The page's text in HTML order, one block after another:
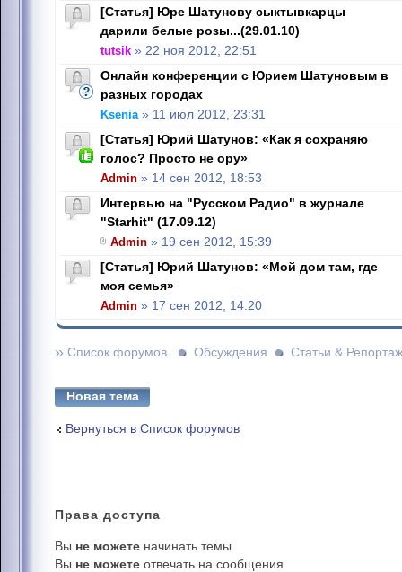
[Статья] Юре Шатунову сыктывкарцы
дарили белые розы...(29.01.10)
tutsik » 22 ноя 2012, 22:51
Онлайн конференции с Юрием Шатуновым в
разных городах
Ksenia» 11 июл 2012, 23:31
[Статья] Юрий Шатунов: «Как я сохраняю
голос? Просто не ору»
Admin » 14 сен 2012, 18:53
Интервью на "Русском Радио" в журнале
"Starhit" (17.09.12)
Admin » 19 сен 2012, 15:39
[Статья] Юрий Шатунов: «Мой дом там, где
моя семья»
Admin » 17 сен 2012, 14:20
» Список форумов Обсуждения Статьи &
Новая тема
Вернуться в Список форумов
Права доступа
Вы не можете начинать темы
Вы не можете отвечать на сообщения